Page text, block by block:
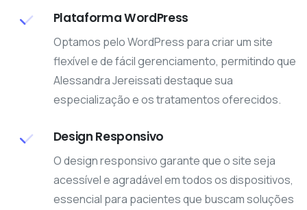
Plataforma WordPress
Optamos pelo WordPress para criar um site
flexível e de fácil gerenciamento, permitindo que
Alessandra Jereissati destaque sua
especialização e os tratamentos oferecidos.
Design Responsivo
O design responsivo garante que o site seja
acessível e agradável em todos os dispositivos,
essencial para pacientes que buscam soluções